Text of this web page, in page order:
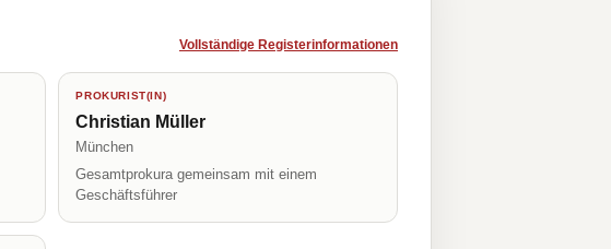
Vollständige Registerinformationen
PROKURIST(IN)
Christian Müller
München
Gesamtprokura gemeinsam mit einem
Geschäftsführer